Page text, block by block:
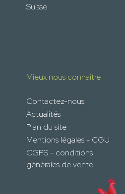
Suisse
Mieux nous connaître
Contactez-nous
Actualités
Plan du site
Mentions légales - CGU
CGPS - conditions
générales de vente